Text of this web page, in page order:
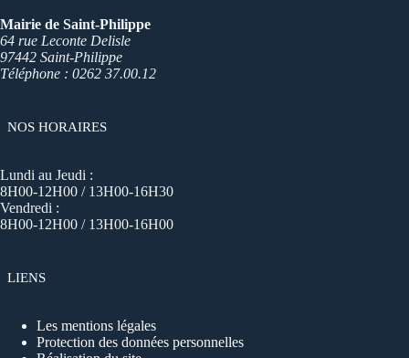
Mairie de Saint-Philippe
64 rue Leconte Delisle
97442 Saint-Philippe
Téléphone : 0262 37.00.12
NOS HORAIRES
Lundi au Jeudi :
8H00-12H00 / 13H00-16H30
Vendredi :
8H00-12H00 / 13H00-16H00
LIENS
Les mentions légales
Protection des données personnelles